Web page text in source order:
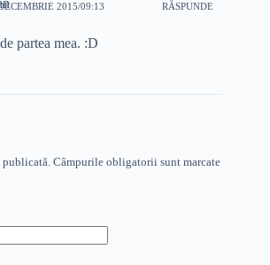
2015/09:13 RĂSPUNDE
partea mea. :D
Câmpurile obligatorii sunt marcate